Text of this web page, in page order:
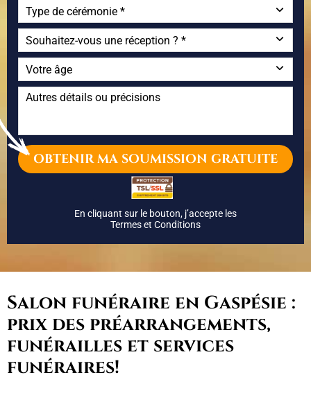
En cliquant sur le bouton, j’accepte les
Termes et Conditions
Salon funéraire en Gaspésie :
prix des préarrangements,
funérailles et services
funéraires!